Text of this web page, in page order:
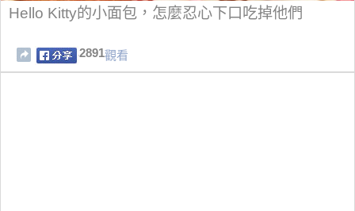
Hello Kitty的小面包，怎麼忍心下口吃掉他們
2891觀看